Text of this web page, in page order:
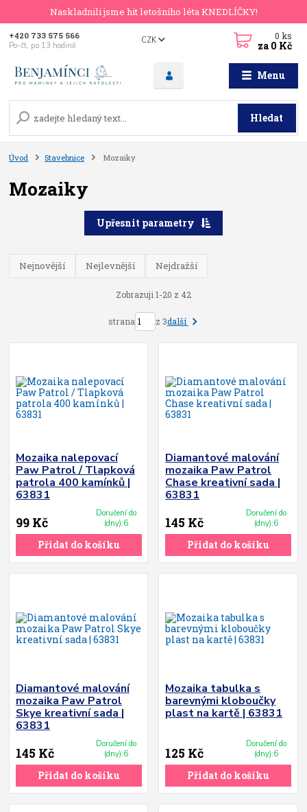
Naskladnili jsme hit letošního léta KNEDLÍČKY!
Menu
CZK
Hledat
+420 733 575 566
Po-čt, po 13 hodině
0ks
za 0 Kč
Úvod Stavebnice Mozaiky
Mozaiky
Upřesnit parametry
Nejnovější Nejlevnější Nejdražší
Zobrazuji 1-20 z 42
strana z 3další
Mozaika nalepovací
Paw Patrol / Tlapková
patrola 400 kamínků |
63831
99 Kč
Doručení do
(dny):6
Přidat do košíku
Diamantové malování
mozaika Paw Patrol
Chase kreativní sada |
63831
145 Kč
Doručení do
(dny):6
Přidat do košíku
Diamantové malování
mozaika Paw Patrol
Skye kreativní sada |
63831
145 Kč
Doručení do
(dny):6
Přidat do košíku
Mozaika tabulka s
barevnými kloboučky
plast na kartě | 63831
125 Kč
Doručení do
(dny):6
Přidat do košíku